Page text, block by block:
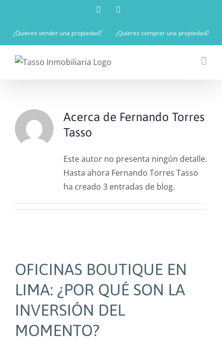
contenido
Facebook
¿Quieres vender una propiedad? ¿Quieres comprar una propiedad?
Acerca de Fernando Torres
Tasso
Este autor no presenta ningún detalle.
Hasta ahora Fernando Torres Tasso
ha creado 3 entradas de blog.
OFICINAS BOUTIQUE EN
LIMA: ¿POR QUÉ SON LA
INVERSIÓN DEL
MOMENTO?